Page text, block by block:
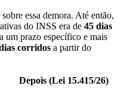
essa demora. Até então,
do INSS era de 45 dias
prazo específico e mais
corridos a partir do
Depois (Lei 15.415/26)